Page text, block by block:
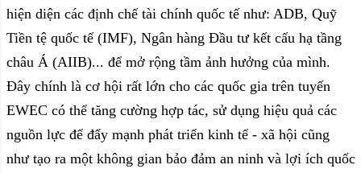
hiện diện các định chế tài chính quốc tế như: ADB, Quỹ
Tiền tệ quốc tế (IMF), Ngân hàng Đầu tư kết cấu hạ tầng
châu Á (AIIB)... để mở rộng tầm ảnh hưởng của mình.
Đây chính là cơ hội rất lớn cho các quốc gia trên tuyến
EWEC có thể tăng cường hợp tác, sử dụng hiệu quả các
nguồn lực để đẩy mạnh phát triển kinh tế - xã hội cũng
như tạo ra một không gian bảo đảm an ninh và lợi ích quốc